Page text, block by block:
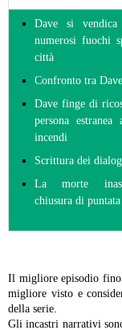
Dave si vendica
numerosi fuochi
città
Confronto tra
Dave finge di
persona
incendi
Scrittura dei
La morte
chiusura di puntata
Il migliore episodio fino
migliore visto e
della serie.
Gli incastri narrativi